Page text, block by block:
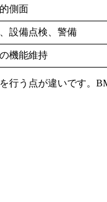
側面
設備点検、警備
機能維持
行う点が違いです。